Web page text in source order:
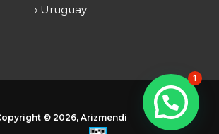
› Uruguay
© 2026, Arizmendi
1